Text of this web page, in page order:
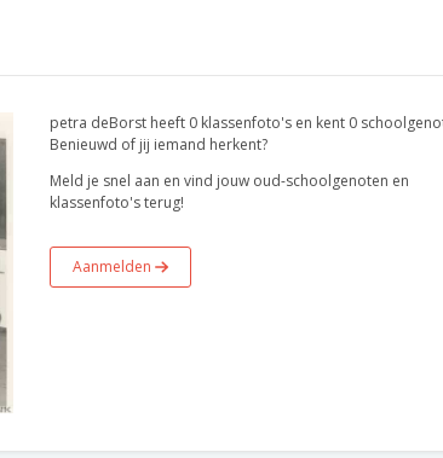
petra deBorst heeft 0 klassenfoto's en kent 0
Benieuwd of jij iemand herkent?
Meld je snel aan en vind jouw oud-schoolgenoten en
klassenfoto's terug!
Aanmelden